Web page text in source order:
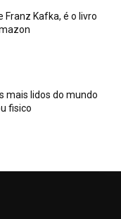
Kafka, é o livro
mais lidos do mundo
fisico